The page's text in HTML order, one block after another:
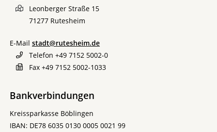
Leonberger Straße 15
71277 Rutesheim
E-Mail stadt@rutesheim.de
Telefon +49 7152 5002-0
Fax +49 7152 5002-1033
Bankverbindungen
Kreissparkasse Böblingen
IBAN: DE78 6035 0130 0005 0021 99